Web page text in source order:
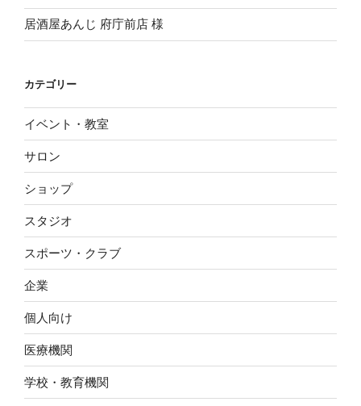
居酒屋あんじ 府庁前店 様
カテゴリー
イベント・教室
サロン
ショップ
スタジオ
スポーツ・クラブ
企業
個人向け
医療機関
学校・教育機関